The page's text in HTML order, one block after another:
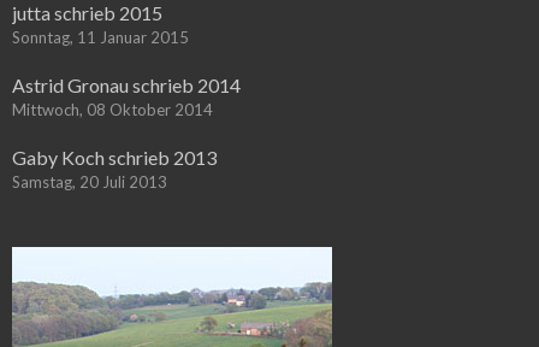
jutta schrieb 2015
Sonntag, 11 Januar 2015
Astrid Gronau schrieb 2014
Mittwoch, 08 Oktober 2014
Gaby Koch schrieb 2013
Samstag, 20 Juli 2013